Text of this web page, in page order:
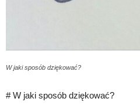
W jaki sposób dziękować?
# W jaki sposób dziękować?